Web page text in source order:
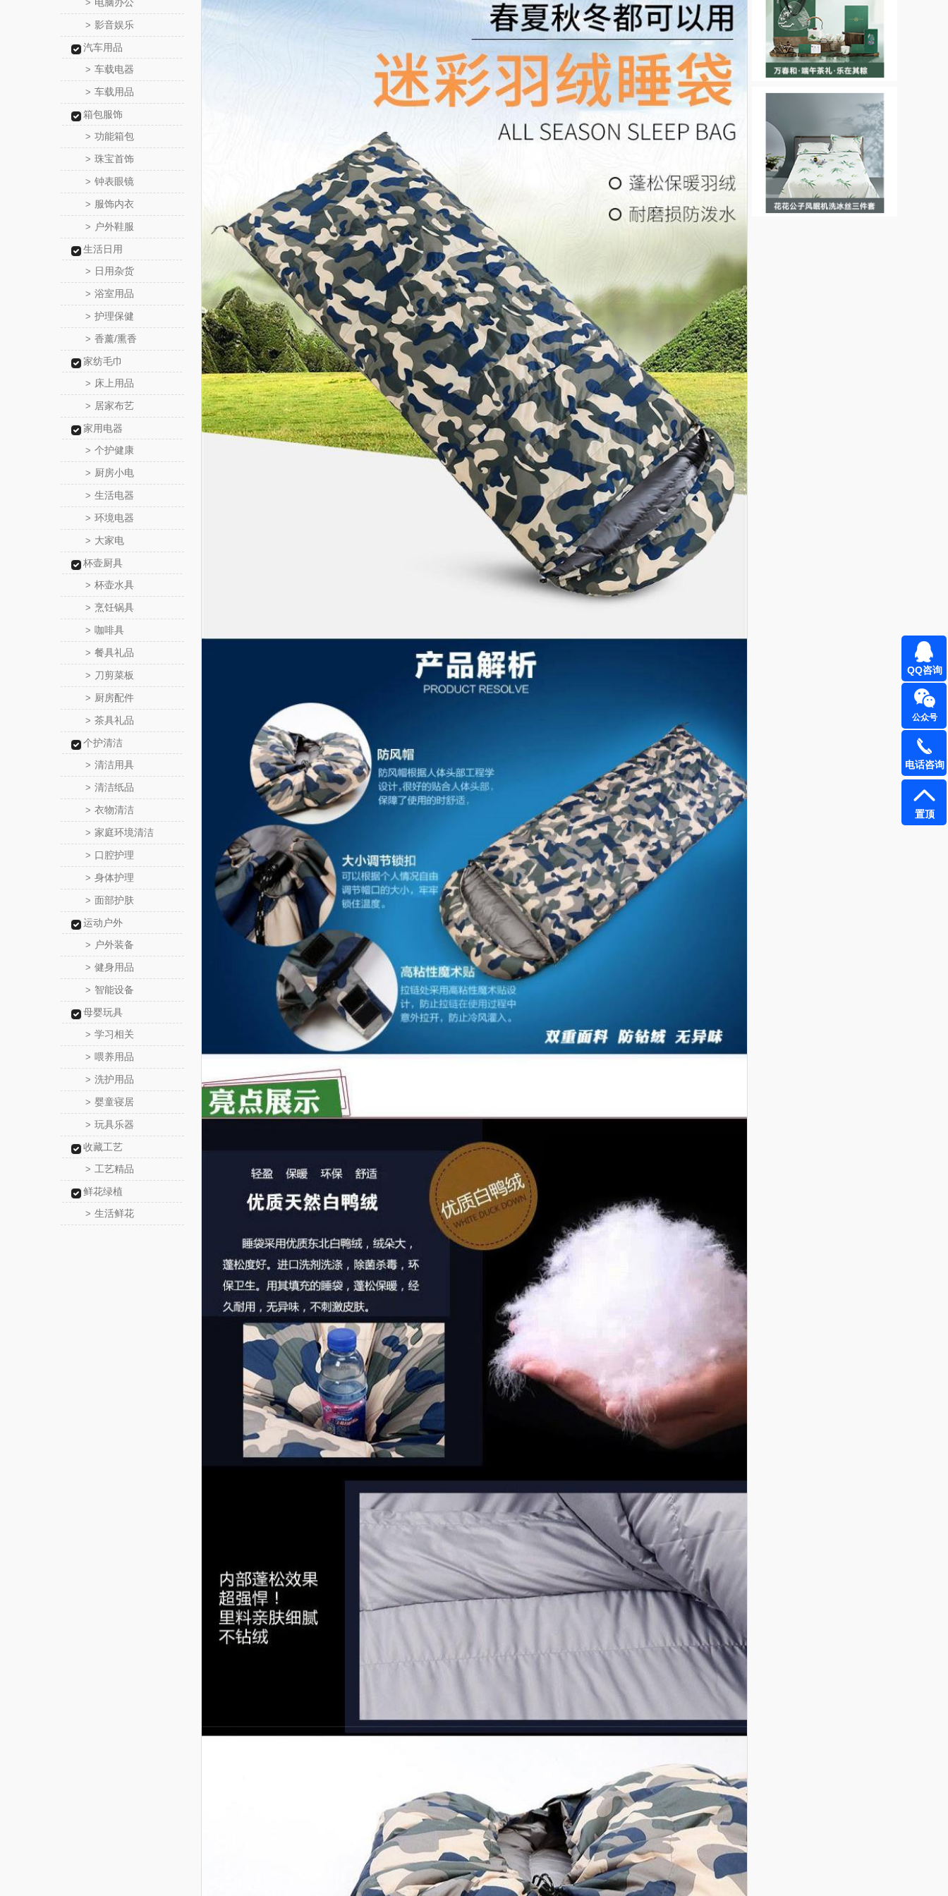
>
> 影音娱乐
汽车用品
> 车载电器
> 车载用品
箱包服饰
> 功能箱包
> 珠宝首饰
> 钟表眼镜
> 服饰内衣
> 户外鞋服
生活日用
> 日用杂货
> 浴室用品
> 护理保健
> 香薰/熏香
家纺毛巾
> 床上用品
> 居家布艺
家用电器
> 个护健康
> 厨房小电
> 生活电器
> 环境电器
> 大家电
杯壶厨具
> 杯壶水具
> 烹饪锅具
> 咖啡具
> 餐具礼品
> 刀剪菜板
> 厨房配件
> 茶具礼品
个护清洁
> 清洁用具
> 清洁纸品
> 衣物清洁
> 家庭环境清洁
> 口腔护理
> 身体护理
> 面部护肤
运动户外
> 户外装备
> 健身用品
> 智能设备
母婴玩具
> 学习相关
> 喂养用品
> 洗护用品
> 婴童寝居
> 玩具乐器
收藏工艺
> 工艺精品
鲜花绿植
> 生活鲜花
QQ咨询
公众号
电话咨询
置顶